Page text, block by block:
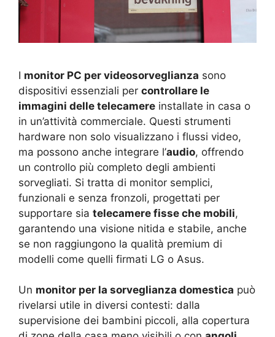
I monitor PC per videosorveglianza sono
dispositivi essenziali per controllare le
immagini delle telecamere installate in casa o
in un’attività commerciale. Questi strumenti
hardware non solo visualizzano i flussi video,
ma possono anche integrare l’audio, offrendo
un controllo più completo degli ambienti
sorvegliati. Si tratta di monitor semplici,
funzionali e senza fronzoli, progettati per
supportare sia telecamere fisse che mobili,
garantendo una visione nitida e stabile, anche
se non raggiungono la qualità premium di
modelli come quelli firmati LG o Asus.
Un monitor per la sorveglianza domestica può
rivelarsi utile in diversi contesti: dalla
supervisione dei bambini piccoli, alla copertura